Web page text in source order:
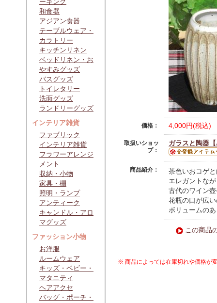
和食器
アジアン食器
テーブルウェア・
カラトリー
キッチンリネン
ベッドリネン・お
やすみグッズ
バスグッズ
トイレタリー
洗面グッズ
ランドリーグッズ
インテリア雑貨
ファブリック
インテリア雑貨
フラワーアレンジ
メント
収納・小物
家具・棚
照明・ランプ
アンティーク
キャンドル・アロ
マグッズ
ファッション小物
お洋服
ルームウェア
キッズ・ベビー・
マタニティ
ヘアアクセ
バッグ・ポーチ・
価格： 4,000円(税込)
取扱いショッ
プ：
ガラスと陶器
商品紹介：
茶色いおコゲ
エレガントな
古代のワイン
花瓶の口が広
ボリュームの
この商品
※ 商品によっては在庫切れや価格が